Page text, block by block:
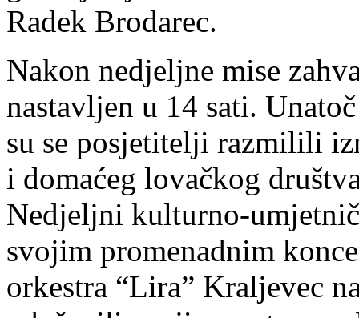
Radek Brodarec.
Nakon nedjeljne mise
nastavljen u 14 sati.
su se posjetitelji razmilili
i domaćeg lovačkog
Nedjeljni kulturno-
svojim promenadnim
orkestra “Lira” Kraljevec